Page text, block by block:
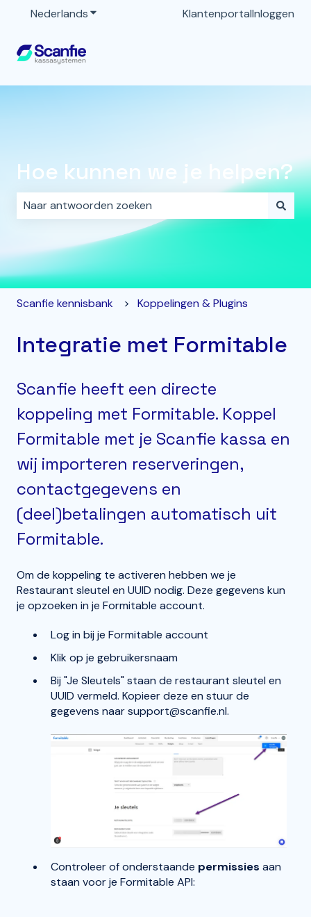
NederlandsSubmenu tonen voor vertalingen
KlantenportalInloggen
Hoe kunnen we je helpen?
Er zijn geen suggesties want het zoekveld is leeg.
Scanfie kennisbank Koppelingen & Plugins
Integratie met Formitable
Scanfie heeft een directe
koppeling met Formitable. Koppel
Formitable met je Scanfie kassa en
wij importeren reserveringen,
contactgegevens en
(deel)betalingen automatisch uit
Formitable.
Om de koppeling te activeren hebben we je
Restaurant sleutel en UUID nodig. Deze gegevens kun
je opzoeken in je Formitable account.
Log in bij je Formitable account
Klik op je gebruikersnaam
Bij "Je Sleutels" staan de restaurant sleutel en
UUID vermeld. Kopieer deze en stuur de
gegevens naar support@scanfie.nl.
Controleer of onderstaande permissies aan
staan voor je Formitable API: